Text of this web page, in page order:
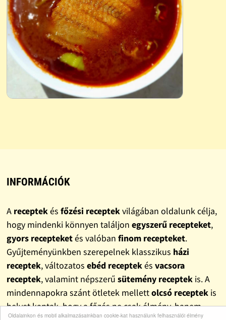
Oldalainkon és mobil alkalmazásainkban cookie-kat használunk felhasználói élmény
INFORMÁCIÓK
A receptekés főzési receptekvilágában oldalunk célja,
hogy mindenki könnyen találjon egyszerű recepteket,
gyors recepteketés valóban finom recepteket.
Gyűjteményünkben szerepelnek klasszikus házi
receptek, változatos ebéd receptekés vacsora
receptek, valamint népszerű sütemény receptekis. A
mindennapokra szánt ötletek mellettolcsó receptekis
helyet kaptak, hogy a főzés ne csak élmény, hanem